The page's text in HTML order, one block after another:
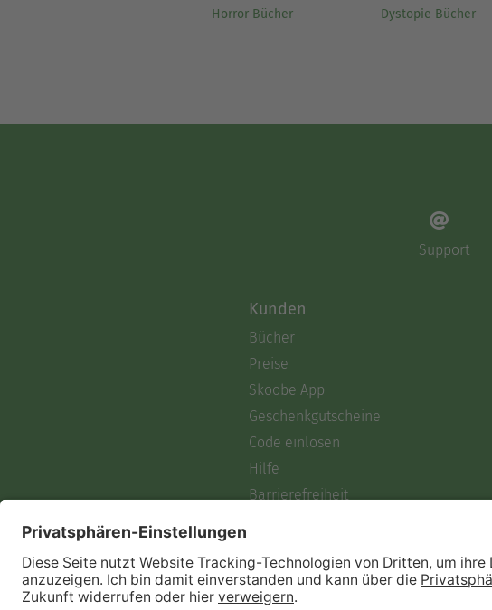
Horror Bücher
Dystopie Bücher
Support
Kunden
Bücher
Preise
Skoobe App
Geschenkgutscheine
Code einlösen
Hilfe
Barrierefreiheit